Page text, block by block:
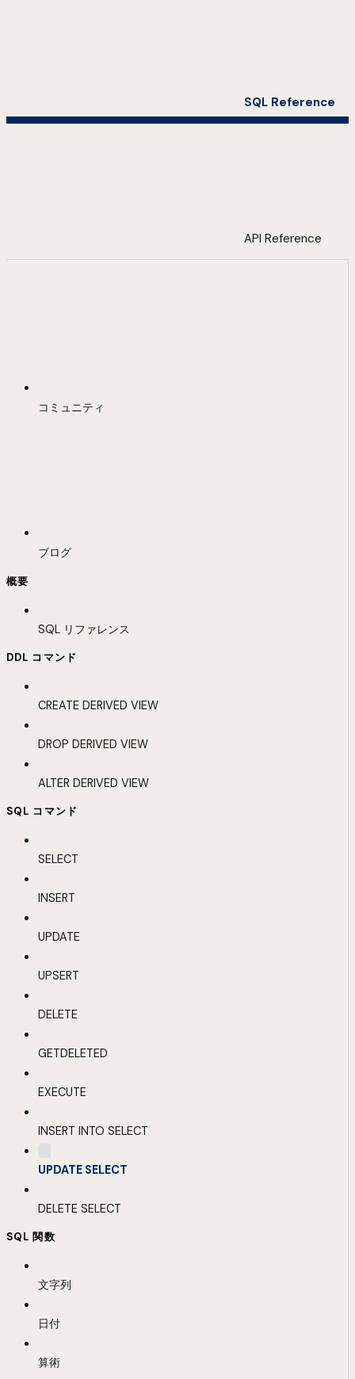
SQL Reference
API Reference
コミュニティ
ブログ
概要
SQL リファレンス
DDL コマンド
CREATE DERIVED VIEW
DROP DERIVED VIEW
ALTER DERIVED VIEW
SQL コマンド
SELECT
INSERT
UPDATE
UPSERT
DELETE
GETDELETED
EXECUTE
INSERT INTO SELECT
UPDATE SELECT
DELETE SELECT
SQL 関数
文字列
日付
算術